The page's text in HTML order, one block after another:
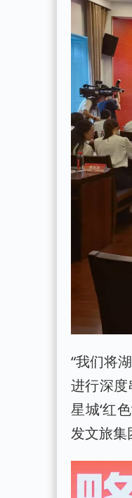
“我们将
进行深
星城‘红
发文旅集